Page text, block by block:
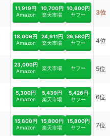
11,919円
Amazon
10,700円
楽天市場
10,600円
ヤフー
3位
18,009円
Amazon
24,611円
楽天市場
26,580円
ヤフー
4位
23,000円
Amazon
楽天市場 ヤフー 5位
5,300円
Amazon
5,439円
楽天市場
5,426円
ヤフー
6位
15,800円
Amazon
15,800円
楽天市場
15,800円
ヤフー
7位